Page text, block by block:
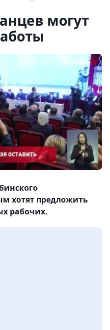
могут
хотят предложить
рабочих.